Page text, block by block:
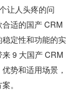
让人头疼的问
适的国产 CRM
定性和功能的实
9 大国产 CRM
势和适用场景，
。